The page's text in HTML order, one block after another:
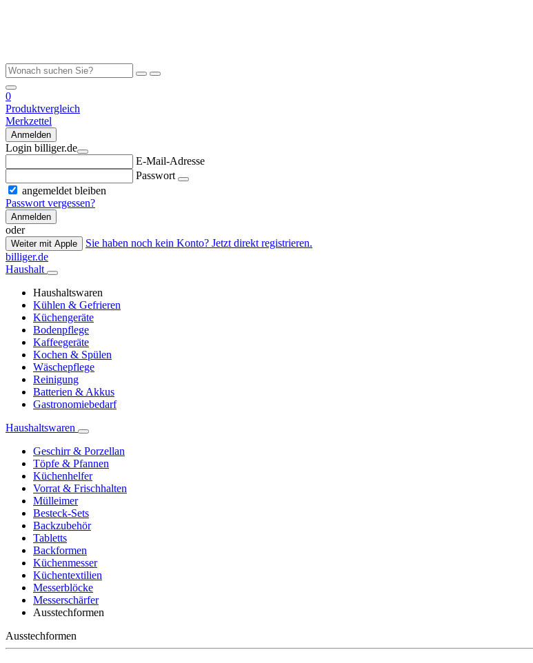
0
Produktvergleich
Merkzettel
Anmelden
Login billiger.de
E-Mail-Adresse
Passwort
angemeldet bleiben
Passwort vergessen?
Anmelden
oder
Weiter mit Apple
Sie haben noch kein Konto? Jetzt direkt registrieren.
billiger.de
Haushalt
Haushaltswaren
Kühlen & Gefrieren
Küchengeräte
Bodenpflege
Kaffeegeräte
Kochen & Spülen
Wäschepflege
Reinigung
Batterien & Akkus
Gastronomiebedarf
Haushaltswaren
Geschirr & Porzellan
Töpfe & Pfannen
Küchenhelfer
Vorrat & Frischhalten
Mülleimer
Besteck-Sets
Backzubehör
Tabletts
Backformen
Küchenmesser
Küchentextilien
Messerblöcke
Messerschärfer
Ausstechformen
Ausstechformen